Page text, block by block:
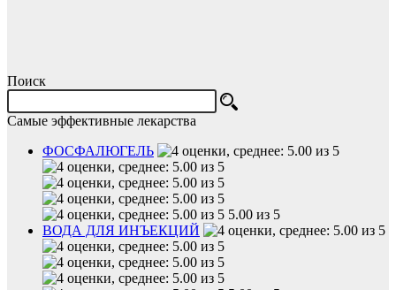
Поиск
Самые эффективные лекарства
ФОСФАЛЮГЕЛЬ
5.00 из 5
ВОДА ДЛЯ ИНЪЕКЦИЙ